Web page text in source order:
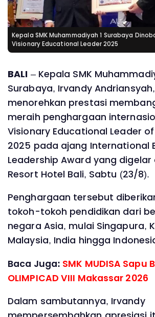
Kepala SMK Muhammadiyah 1 Surabaya
Visionary Educational Leader 2025
BALI – Kepala SMK
Surabaya, Irvandy
menorehkan prestasi
meraih penghargaan
Visionary Educational Leader of
2025 pada ajang International
Leadership Award yang digelar
Resort Hotel Bali, Sabtu (23/8).
Penghargaan tersebut
tokoh-tokoh pendidikan dari
negara Asia, mulai Singapura,
Malaysia, India hingga
Baca Juga: SMK MUDISA Sapu
OLIMPICAD VIII Makassar 2026
Dalam sambutannya, Irvandy